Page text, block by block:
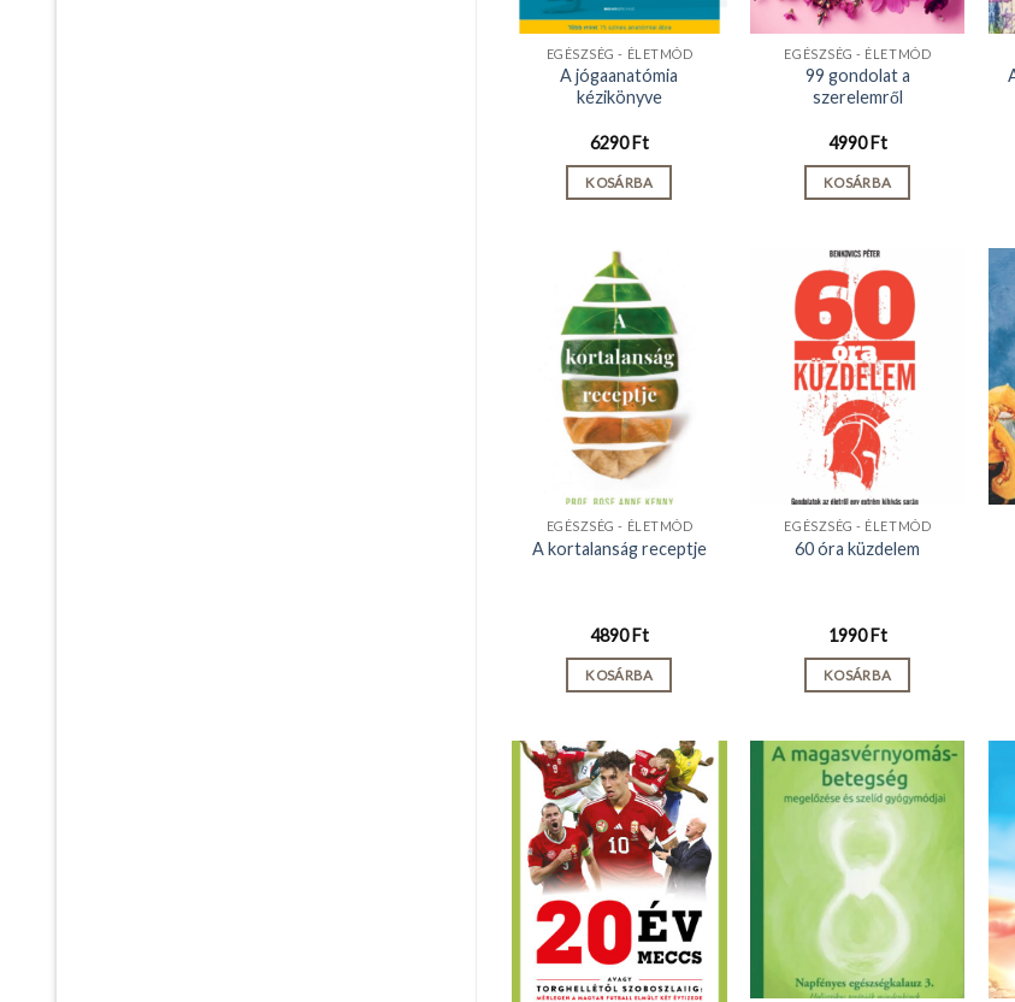
EGÉSZSÉG - ÉLETMÓD
A jógaanatómia
kézikönyve
6290Ft
KOSÁRBA
EGÉSZSÉG - ÉLETMÓD
99 gondolat a
szerelemről
4990Ft
KOSÁRBA
EGÉSZSÉG - ÉLETMÓD
A kortalanság receptje
4890Ft
KOSÁRBA
EGÉSZSÉG - ÉLETMÓD
60 óra küzdelem
1990Ft
KOSÁRBA